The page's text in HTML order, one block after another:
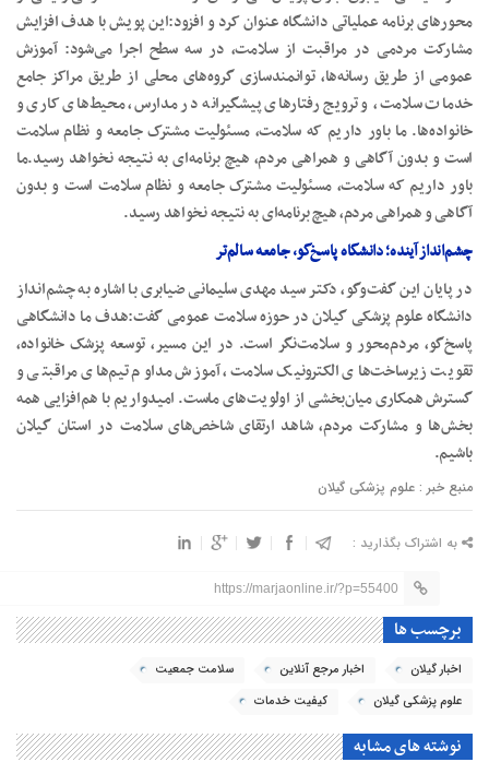
محورهای برنامه عملیاتی دانشگاه عنوان کرد و افزود:این پویش با هدف افزایش
مشارکت مردمی در مراقبت از سلامت، در سه سطح اجرا می‌شود: آموزش
عمومی از طریق رسانه‌ها، توانمندسازی گروه‌های محلی از طریق مراکز جامع
خدمات سلامت، و ترویج رفتارهای پیشگیرانه در مدارس، محیط‌های کاری و
خانواده‌ها. ما باور داریم که سلامت، مسئولیت مشترک جامعه و نظام سلامت
است و بدون آگاهی و همراهی مردم، هیچ برنامه‌ای به نتیجه نخواهد رسید.ما
باور داریم که سلامت، مسئولیت مشترک جامعه و نظام سلامت است و بدون
آگاهی و همراهی مردم، هیچ برنامه‌ای به نتیجه نخواهد رسید.
چشم‌انداز آینده؛ دانشگاه پاسخ‌گو، جامعه سالم‌تر
در پایان این گفت‌وگو، دکتر سید مهدی سلیمانی ضیابری با اشاره به چشم‌انداز
دانشگاه علوم پزشکی گیلان در حوزه سلامت عمومی گفت:هدف ما دانشگاهی
پاسخ‌گو، مردم‌محور و سلامت‌نگر است. در این مسیر، توسعه پزشک خانواده،
تقویت زیرساخت‌های الکترونیک سلامت، آموزش مداوم تیم‌های مراقبتی و
گسترش همکاری میان‌بخشی از اولویت‌های ماست. امیدواریم با هم‌افزایی همه
بخش‌ها و مشارکت مردم، شاهد ارتقای شاخص‌های سلامت در استان گیلان
باشیم.
منبع خبر : علوم پزشکی گیلان
به اشتراک بگذارید :
https://marjaonline.ir/?p=55400
برچسب ها
اخبار گیلان اخبار مرجع آنلاین
سلامت جمعیت
علوم پزشکی گیلان
کیفیت خدمات
نوشته های مشابه